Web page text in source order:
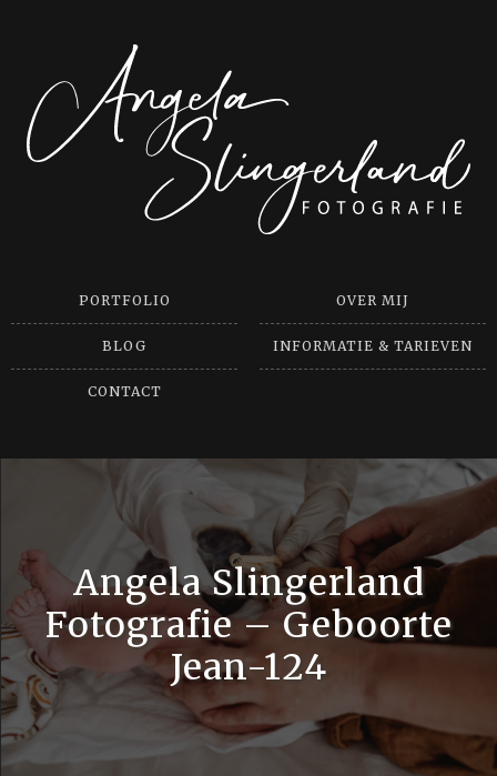
PORTFOLIO OVER MIJ
BLOG INFORMATIE & TARIEVEN
CONTACT
Angela Slingerland
Fotografie – Geboorte
Jean-124